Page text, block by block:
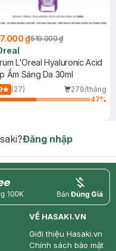
₫519.000 ₫
L'Oreal Hyaluronic Acid
Ẩm Sáng Da 30ml
(27)
279/tháng
47%
Đăng nhập
price
VỀ HASAKI.VN
Giới thiệu Hasaki.vn
Chính sách bảo mật